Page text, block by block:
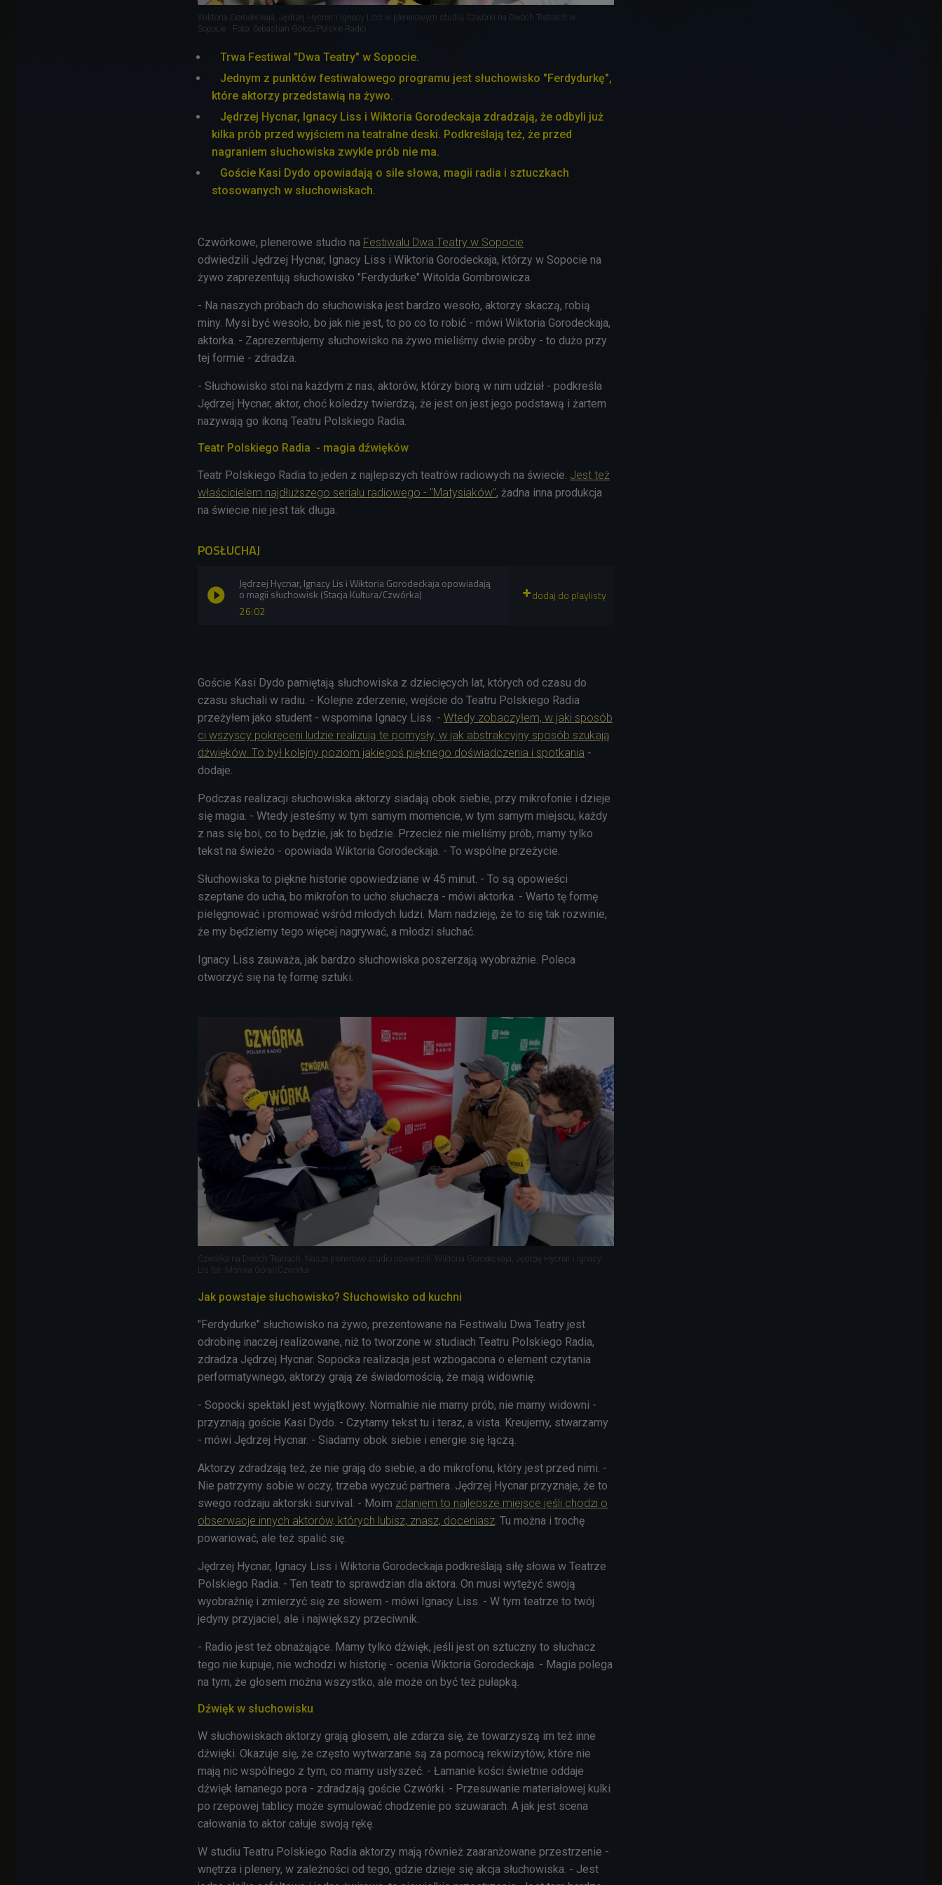
Wiktoria Gorodeckaja, Jędrzej Hycnar i Ignacy Liss w plenerowym studiu Czwórki na Dwóch Teatrach w
Sopocie
Foto: Sebastian Gołos/Polskie Radio
Trwa Festiwal "Dwa Teatry" w Sopocie.
Jednym z punktów festiwalowego programu jest słuchowisko "Ferdydurkę",
które aktorzy przedstawią na żywo.
Jędrzej Hycnar, Ignacy Liss i Wiktoria Gorodeckaja zdradzają, że odbyli już
kilka prób przed wyjściem na teatralne deski. Podkreślają też, że przed
nagraniem słuchowiska zwykle prób nie ma.
Goście Kasi Dydo opowiadają o sile słowa, magii radia i sztuczkach
stosowanych w słuchowiskach.
Czwórkowe, plenerowe studio na Festiwalu Dwa Teatry w Sopocie
odwiedzili Jędrzej Hycnar, Ignacy Liss i Wiktoria Gorodeckaja, którzy w Sopocie na
żywo zaprezentują słuchowisko "Ferdydurke" Witolda Gombrowicza.
- Na naszych próbach do słuchowiska jest bardzo wesoło, aktorzy skaczą, robią
miny. Mysi być wesoło, bo jak nie jest, to po co to robić - mówi Wiktoria Gorodeckaja,
aktorka. - Zaprezentujemy słuchowisko na żywo mieliśmy dwie próby - to dużo przy
tej formie - zdradza.
- Słuchowisko stoi na każdym z nas, aktorów, którzy biorą w nim udział - podkreśla
Jędrzej Hycnar, aktor, choć koledzy twierdzą, że jest on jest jego podstawą i żartem
nazywają go ikoną Teatru Polskiego Radia.
Teatr Polskiego Radia - magia dźwięków
Teatr Polskiego Radia to jeden z najlepszych teatrów radiowych na świecie. Jest też
właścicielem najdłuższego serialu radiowego - "Matysiaków", żadna inna produkcja
na świecie nie jest tak długa.
POSŁUCHAJ
26:02
Jędrzej Hycnar, Ignacy Lis i Wiktoria Gorodeckaja opowiadają
o magii słuchowisk (Stacja Kultura/Czwórka)
Goście Kasi Dydo pamiętają słuchowiska z dziecięcych lat, których od czasu do
czasu słuchali w radiu. - Kolejne zderzenie, wejście do Teatru Polskiego Radia
przeżyłem jako student - wspomina Ignacy Liss. - Wtedy zobaczyłem, w jaki sposób
ci wszyscy pokręceni ludzie realizują te pomysły, w jak abstrakcyjny sposób szukają
dźwięków. To był kolejny poziom jakiegoś pięknego doświadczenia i spotkania -
dodaje.
Podczas realizacji słuchowiska aktorzy siadają obok siebie, przy mikrofonie i dzieje
się magia. - Wtedy jesteśmy w tym samym momencie, w tym samym miejscu, każdy
z nas się boi, co to będzie, jak to będzie. Przecież nie mieliśmy prób, mamy tylko
tekst na świeżo - opowiada Wiktoria Gorodeckaja. - To wspólne przeżycie.
Słuchowiska to piękne historie opowiedziane w 45 minut. - To są opowieści
szeptane do ucha, bo mikrofon to ucho słuchacza - mówi aktorka. - Warto tę formę
pielęgnować i promować wśród młodych ludzi. Mam nadzieję, że to się tak rozwinie,
że my będziemy tego więcej nagrywać, a młodzi słuchać.
Ignacy Liss zauważa, jak bardzo słuchowiska poszerzają wyobraźnie. Poleca
otworzyć się na tę formę sztuki.
Czwórka na Dwóch Teatrach. Nasze plenerowe studio odwiedzili: Wiktoria Gorodeckaja, Jędrzej Hycnar i Ignacy
Lis fot. Monika Góral/Czwórka
Jak powstaje słuchowisko? Słuchowisko od kuchni
"Ferdydurke" słuchowisko na żywo, prezentowane na Festiwalu Dwa Teatry jest
odrobinę inaczej realizowane, niż to tworzone w studiach Teatru Polskiego Radia,
zdradza Jędrzej Hycnar. Sopocka realizacja jest wzbogacona o element czytania
performatywnego, aktorzy grają ze świadomością, że mają widownię.
- Sopocki spektakl jest wyjątkowy. Normalnie nie mamy prób, nie mamy widowni -
przyznają goście Kasi Dydo. - Czytamy tekst tu i teraz, a vista. Kreujemy, stwarzamy
- mówi Jędrzej Hycnar. - Siadamy obok siebie i energie się łączą.
Aktorzy zdradzają też, że nie grają do siebie, a do mikrofonu, który jest przed nimi. -
Nie patrzymy sobie w oczy, trzeba wyczuć partnera. Jędrzej Hycnar przyznaje, że to
swego rodzaju aktorski survival. - Moim zdaniem to najlepsze miejsce jeśli chodzi o
obserwacje innych aktorów, których lubisz, znasz, doceniasz. Tu można i trochę
powariować, ale też spalić się.
Jędrzej Hycnar, Ignacy Liss i Wiktoria Gorodeckaja podkreślają siłę słowa w Teatrze
Polskiego Radia. - Ten teatr to sprawdzian dla aktora. On musi wytężyć swoją
wyobraźnię i zmierzyć się ze słowem - mówi Ignacy Liss. - W tym teatrze to twój
jedyny przyjaciel, ale i największy przeciwnik.
- Radio jest też obnażające. Mamy tylko dźwięk, jeśli jest on sztuczny to słuchacz
tego nie kupuje, nie wchodzi w historię - ocenia Wiktoria Gorodeckaja. - Magia polega
na tym, że głosem można wszystko, ale może on być też pułapką.
Dźwięk w słuchowisku
W słuchowiskach aktorzy grają głosem, ale zdarza się, że towarzyszą im też inne
dźwięki. Okazuje się, że często wytwarzane są za pomocą rekwizytów, które nie
mają nic wspólnego z tym, co mamy usłyszeć. - Łamanie kości świetnie oddaje
dźwięk łamanego pora - zdradzają goście Czwórki. - Przesuwanie materiałowej kulki
po rzepowej tablicy może symulować chodzenie po szuwarach. A jak jest scena
całowania to aktor całuje swoją rękę.
W studiu Teatru Polskiego Radia aktorzy mają również zaaranżowane przestrzenie -
wnętrza i plenery, w zależności od tego, gdzie dzieje się akcja słuchowiska. - Jest